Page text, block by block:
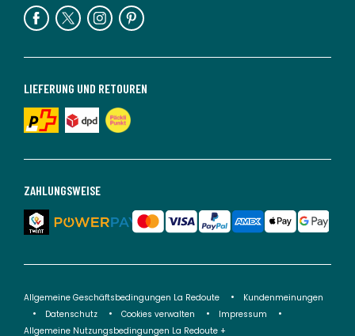
ZAHLUNGSWEISE
LIEFERUNG UND RETOUREN
Allgemeine Geschäftsbedingungen La Redoute
Kundenmeinungen
Datenschutz
Cookies verwalten
Impressum
Allgemeine Nutzungsbedingungen La Redoute +